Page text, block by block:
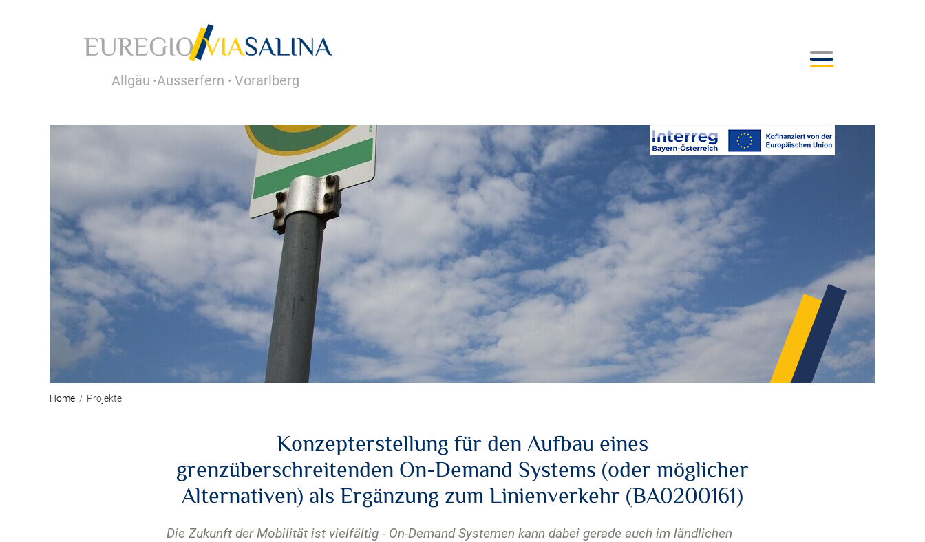
Allgäu Ausserfern Vorarlberg
Home Projekte
Konzepterstellung für den Aufbau eines
grenzüberschreitenden On-Demand Systems (oder möglicher
Alternativen) als Ergänzung zum Linienverkehr (BA0200161)
Die Zukunft der Mobilität ist vielfältig - On-Demand Systemen kann dabei gerade auch im ländlichen